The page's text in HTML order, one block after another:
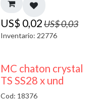
US$ 0,02US$0,03
Inventario: 22776
MC chaton crystal
TS SS28 x und
Cod: 18376